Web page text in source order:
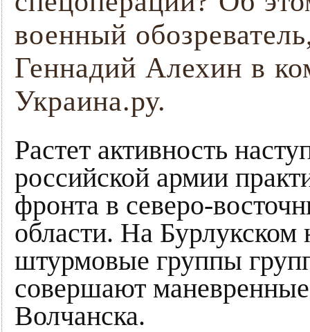
военный
Геннадий Алехин в
Украина.ру.
Растет активность
российской армии
фронта в северо-
области. На Бурлукском
штурмовые группы
совершают маневренные
Волчанска.